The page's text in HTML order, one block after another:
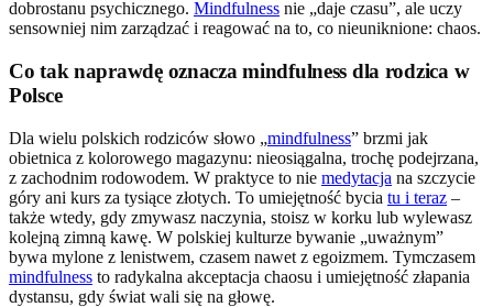
dobrostanu psychicznego. Mindfulness nie „daje czasu”, ale uczy
sensowniej nim zarządzać i reagować na to, co nieuniknione: chaos.
Co tak naprawdę oznacza mindfulness dla rodzica w
Polsce
Dla wielu polskich rodziców słowo „mindfulness” brzmi jak
obietnica z kolorowego magazynu: nieosiągalna, trochę podejrzana,
z zachodnim rodowodem. W praktyce to nie medytacja na szczycie
góry ani kurs za tysiące złotych. To umiejętność bycia tu i teraz –
także wtedy, gdy zmywasz naczynia, stoisz w korku lub wylewasz
kolejną zimną kawę. W polskiej kulturze bywanie „uważnym”
bywa mylone z lenistwem, czasem nawet z egoizmem. Tymczasem
mindfulness to radykalna akceptacja chaosu i umiejętność złapania
dystansu, gdy świat wali się na głowę.